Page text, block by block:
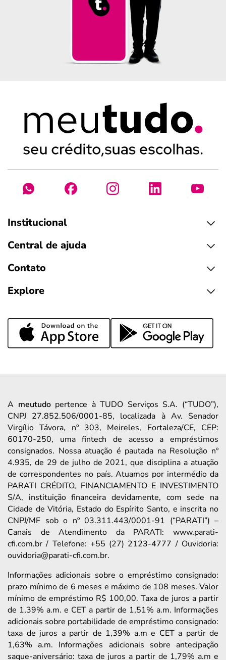
Institucional
Central de ajuda
Contato
Explore
A meutudopertence à TUDO Serviços S.A. (“TUDO”),
CNPJ 27.852.506/0001-85, localizada à Av. Senador
Virgílio Távora, nº 303, Meireles, Fortaleza/CE, CEP:
60170-250, uma fintech de acesso a empréstimos
consignados. Nossa atuação é pautada na Resolução nº
4.935, de 29 de julho de 2021, que disciplina a atuação
de correspondentes no país. Atuamos por intermédio da
PARATI CRÉDITO, FINANCIAMENTO E INVESTIMENTO
S/A, instituição financeira devidamente, com sede na
Cidade de Vitória, Estado do Espírito Santo, e inscrita no
CNPJ/MF sob o nº 03.311.443/0001-91 (“PARATI”) –
Canais de Atendimento da PARATI: www.parati-
cfi.com.br / Telefone: +55 (27) 2123-4777 / Ouvidoria:
ouvidoria@parati-cfi.com.br.
Informações adicionais sobre o empréstimo consignado:
prazo mínimo de 6 meses e máximo de 108 meses. Valor
mínimo de empréstimo R$ 100,00. Taxa de juros a partir
de 1,39% a.m. e CET a partir de 1,51% a.m. Informações
adicionais sobre portabilidade de empréstimo consignado:
taxa de juros a partir de 1,39% a.m e CET a partir de
1,63% a.m. Informações adicionais sobre antecipação
saque-aniversário: taxa de juros a partir de 1,79% a.m e